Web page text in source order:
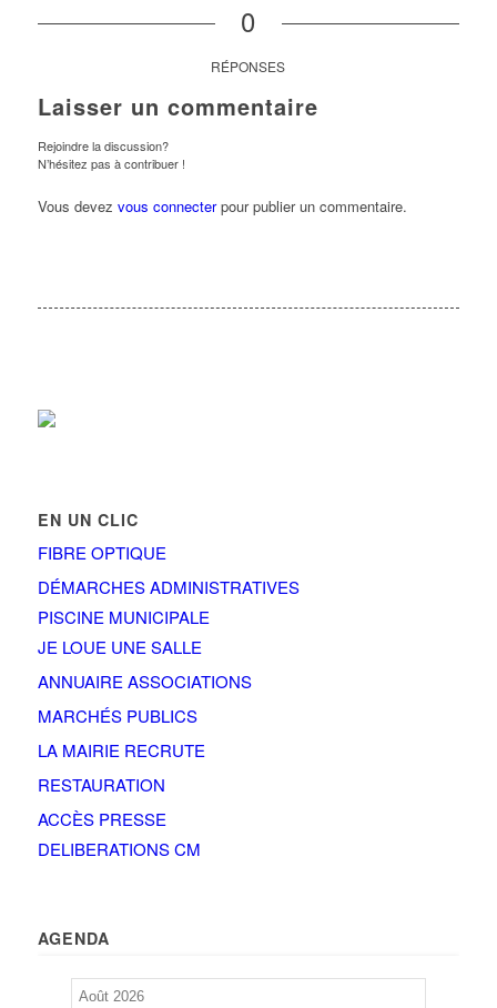
0
RÉPONSES
Laisser un commentaire
Rejoindre la discussion?
N’hésitez pas à contribuer !
Vous devez vous connecterpour publier un commentaire.
EN UN CLIC
FIBRE OPTIQUE
DÉMARCHES ADMINISTRATIVES
PISCINE MUNICIPALE
JE LOUE UNE SALLE
ANNUAIRE ASSOCIATIONS
MARCHÉS PUBLICS
LA MAIRIE RECRUTE
RESTAURATION
ACCÈS PRESSE
DELIBERATIONS CM
AGENDA